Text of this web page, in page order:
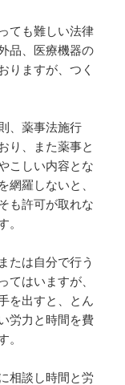
ても難しい法律
品、医療機器の
りますが、つく
、薬事法施行
り、また薬事と
こしい内容とな
網羅しないと、
も許可が取れな
。
たは自分で行う
てはいますが、
を出すと、とん
労力と時間を費
。
相談し時間と労